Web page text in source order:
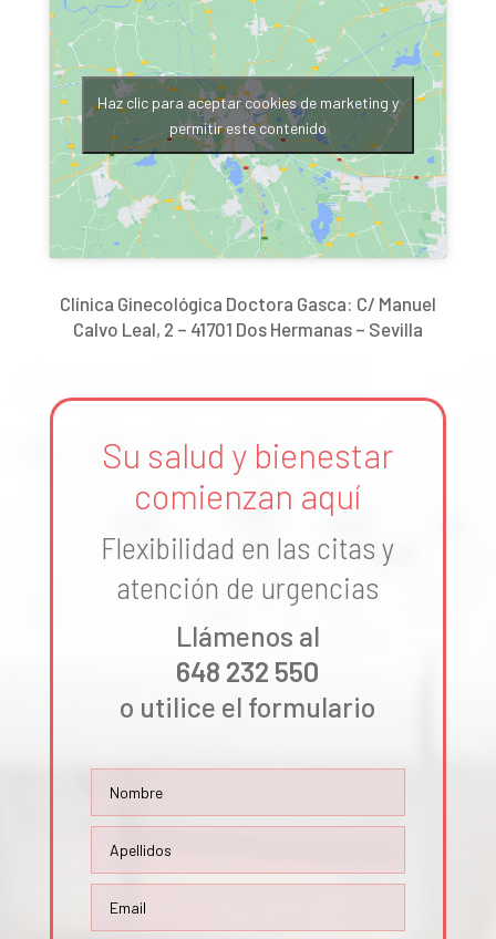
Haz clic para aceptar cookies de marketing y
permitir este contenido
Clínica Ginecológica Doctora Gasca: C/ Manuel
Calvo Leal, 2 – 41701 Dos Hermanas – Sevilla
Su salud y bienestar
comienzan aquí
Flexibilidad en las citas y
atención de urgencias
Llámenos al
648 232 550
o utilice el formulario